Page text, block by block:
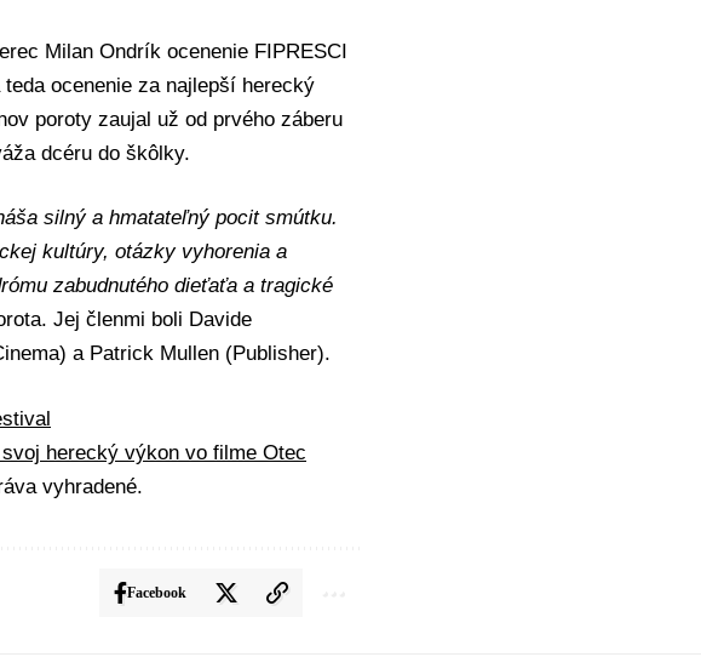
Milan Ondrík ocenenie FIPRESCI
ocenenie za najlepší herecký
poroty zaujal už od prvého záberu
dcéru do škôlky.
silný a hmatateľný pocit smútku.
kultúry, otázky vyhorenia a
zabudnutého dieťaťa a tragické
Jej členmi boli Davide
a Patrick Mullen (Publisher).
herecký výkon vo filme Otec
vyhradené.
Facebook